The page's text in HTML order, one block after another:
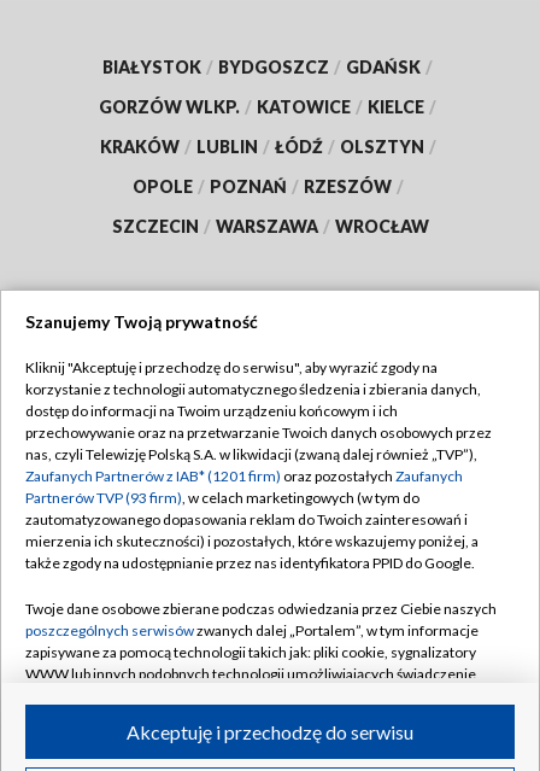
BIAŁYSTOK / BYDGOSZCZ / GDAŃSK /
GORZÓW WLKP. / KATOWICE / KIELCE /
KRAKÓW / LUBLIN / ŁÓDŹ / OLSZTYN /
OPOLE / POZNAŃ / RZESZÓW /
SZCZECIN / WARSZAWA / WROCŁAW
TVP
Abonament TVP
Emisja w TVP
Centrum informacji TVP
Naziemna Telewizja Cyfrowa
Rada Programowa
System NOS
Informacje o nadawcy
Program dla prasy
Regulamin TVP
Polityka prywatności
Moje zgody
Pomoc
Kontakt
Kanały
Szanujemy Twoją prywatność
Kliknij "Akceptuję i przechodzę do serwisu", aby wyrazić zgody na
korzystanie z technologii automatycznego śledzenia i zbierania danych,
dostęp do informacji na Twoim urządzeniu końcowym i ich
przechowywanie oraz na przetwarzanie Twoich danych osobowych przez
nas, czyli Telewizję Polską S.A. w likwidacji (zwaną dalej również „TVP”),
Zaufanych Partnerów z IAB* (1201 firm) oraz pozostałych Zaufanych
Partnerów TVP (93 firm), w celach marketingowych (w tym do
zautomatyzowanego dopasowania reklam do Twoich zainteresowań i
mierzenia ich skuteczności) i pozostałych, które wskazujemy poniżej, a
także zgody na udostępnianie przez nas identyfikatora PPID do Google.
Twoje dane osobowe zbierane podczas odwiedzania przez Ciebie naszych
poszczególnych serwisówzwanych dalej „Portalem”, w tym informacje
zapisywane za pomocą technologii takich jak: pliki cookie, sygnalizatory
WWW lub innych podobnych technologii umożliwiających świadczenie
ruchu w Internecie.Akceptuję i przechodzę do serwisu